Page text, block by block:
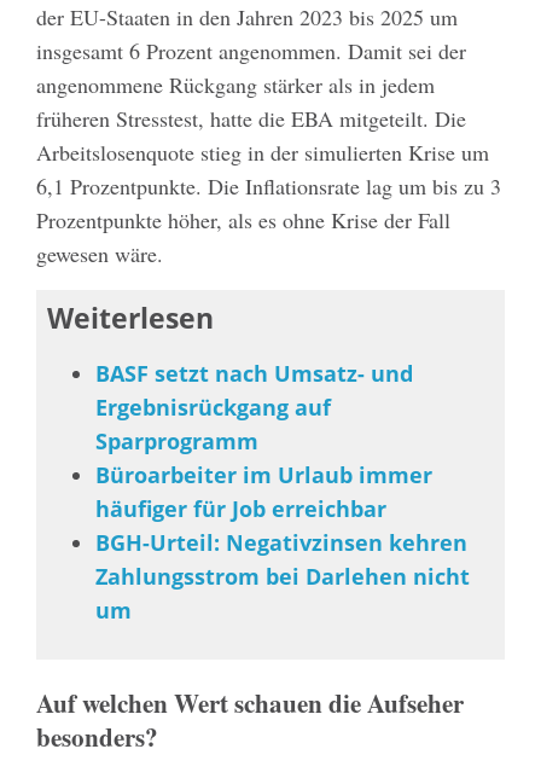
der EU-Staaten in den Jahren 2023 bis 2025 um
insgesamt 6 Prozent angenommen. Damit sei der
angenommene Rückgang stärker als in jedem
früheren Stresstest, hatte die EBA mitgeteilt. Die
Arbeitslosenquote stieg in der simulierten Krise um
6,1 Prozentpunkte. Die Inflationsrate lag um bis zu 3
Prozentpunkte höher, als es ohne Krise der Fall
gewesen wäre.
Weiterlesen
BASF setzt nach Umsatz- und
Ergebnisrückgang auf
Sparprogramm
Büroarbeiter im Urlaub immer
häufiger für Job erreichbar
BGH-Urteil: Negativzinsen kehren
Zahlungsstrom bei Darlehen nicht
um
Auf welchen Wert schauen die Aufseher
besonders?